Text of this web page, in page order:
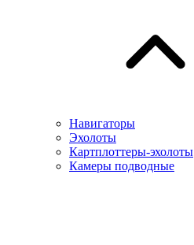
Навигаторы
Эхолоты
Картплоттеры-эхолоты
Камеры подводные